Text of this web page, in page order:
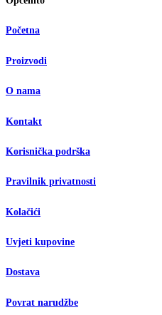
Početna
Proizvodi
O nama
Kontakt
Korisnička podrška
Pravilnik privatnosti
Kolačići
Uvjeti kupovine
Dostava
Povrat narudžbe